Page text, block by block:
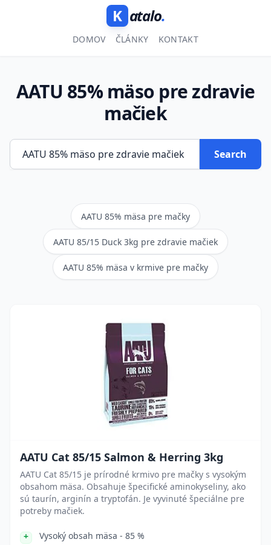
K atalo.
DOMOV ČLÁNKY KONTAKT
AATU 85% mäso pre zdravie
mačiek
Search
AATU 85% mäsa pre mačky
AATU 85/15 Duck 3kg pre zdravie mačiek
AATU 85% mäsa v krmive pre mačky
AATU Cat 85/15 Salmon & Herring 3kg
AATU Cat 85/15 je prírodné krmivo pre mačky s vysokým
obsahom mäsa. Obsahuje špecifické aminokyseliny, ako
sú taurín, arginín a tryptofán. Je vyvinuté špeciálne pre
potreby mačiek.
Vysoký obsah mäsa - 85 %